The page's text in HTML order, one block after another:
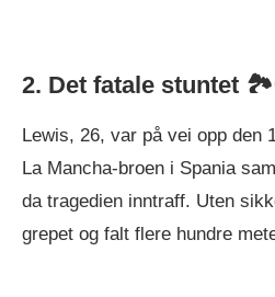
2. Det fatale stuntet
Lewis, 26, var på vei opp den
La Mancha-broen i Spania
da tragedien inntraff. Uten
grepet og falt flere hundre